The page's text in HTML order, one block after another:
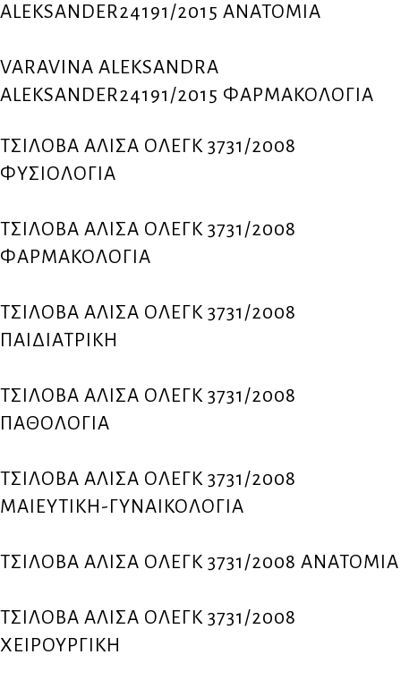
ALEKSANDER24191/2015 ΑΝΑΤΟΜΙΑ
VARAVINA ALEKSANDRA
ALEKSANDER24191/2015 ΦΑΡΜΑΚΟΛΟΓΙΑ
ΤΣΙΛΟΒΑ ΑΛΙΣΑ ΟΛΕΓΚ 3731/2008
ΦΥΣΙΟΛΟΓΙΑ
ΤΣΙΛΟΒΑ ΑΛΙΣΑ ΟΛΕΓΚ 3731/2008
ΦΑΡΜΑΚΟΛΟΓΙΑ
ΤΣΙΛΟΒΑ ΑΛΙΣΑ ΟΛΕΓΚ 3731/2008
ΠΑΙΔΙΑΤΡΙΚΗ
ΤΣΙΛΟΒΑ ΑΛΙΣΑ ΟΛΕΓΚ 3731/2008
ΠΑΘΟΛΟΓΙΑ
ΤΣΙΛΟΒΑ ΑΛΙΣΑ ΟΛΕΓΚ 3731/2008
ΜΑΙΕΥΤΙΚΗ-ΓΥΝΑΙΚΟΛΟΓΙΑ
ΤΣΙΛΟΒΑ ΑΛΙΣΑ ΟΛΕΓΚ 3731/2008 ΑΝΑΤΟΜΙΑ
ΤΣΙΛΟΒΑ ΑΛΙΣΑ ΟΛΕΓΚ 3731/2008
ΧΕΙΡΟΥΡΓΙΚΗ